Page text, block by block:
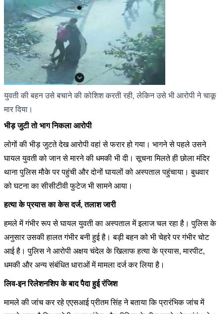
युवती की बहन उसे बचाने की कोशिश करती रही, लेकिन उसे भी आरोपी ने चाकू
मार दिया।
भीड़ जुटी तो भाग निकला आरोपी
लोगों की भीड़ जुटते देख आरोपी वहां से फरार हो गया। भागने से पहले उसने
घायल युवती को जान से मारने की धमकी भी दी। सूचना मिलते ही छोला मंदिर
थाना पुलिस मौके पर पहुंची और दोनों घायलों को अस्पताल पहुंचाया। बुधवार
को घटना का सीसीटीवी फुटेज भी सामने आया।
हत्या के प्रयास का केस दर्ज, तलाश जारी
हमले में गंभीर रूप से घायल युवती का अस्पताल में इलाज चल रहा है। पुलिस के
अनुसार उसकी हालत गंभीर बनी हुई है। बड़ी बहन को भी चेहरे पर गंभीर चोट
आई है। पुलिस ने आरोपी अक्षय चंदेल के खिलाफ हत्या के प्रयास, मारपीट,
धमकी और अन्य संबंधित धाराओं में मामला दर्ज कर लिया है।
लिव-इन रिलेशनशिप के बाद पैदा हुई रंजिश
मामले की जांच कर रहे एएसआई प्रीतम सिंह ने बताया कि प्रारंभिक जांच में